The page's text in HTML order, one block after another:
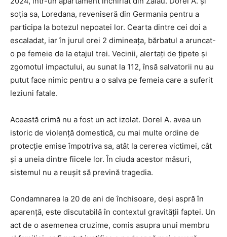
soția sa, Loredana, reveniseră din Germania pentru a
participa la botezul nepoatei lor. Cearta dintre cei doi a
escaladat, iar în jurul orei 2 dimineața, bărbatul a aruncat-
o pe femeie de la etajul trei. Vecinii, alertați de țipete și
zgomotul impactului, au sunat la 112, însă salvatorii nu au
putut face nimic pentru a o salva pe femeia care a suferit
leziuni fatale.
Această crimă nu a fost un act izolat. Dorel A. avea un
istoric de violență domestică, cu mai multe ordine de
protecție emise împotriva sa, atât la cererea victimei, cât
și a uneia dintre fiicele lor. În ciuda acestor măsuri,
sistemul nu a reușit să prevină tragedia.
Condamnarea la 20 de ani de închisoare, deși aspră în
aparență, este discutabilă în contextul gravității faptei. Un
act de o asemenea cruzime, comis asupra unui membru